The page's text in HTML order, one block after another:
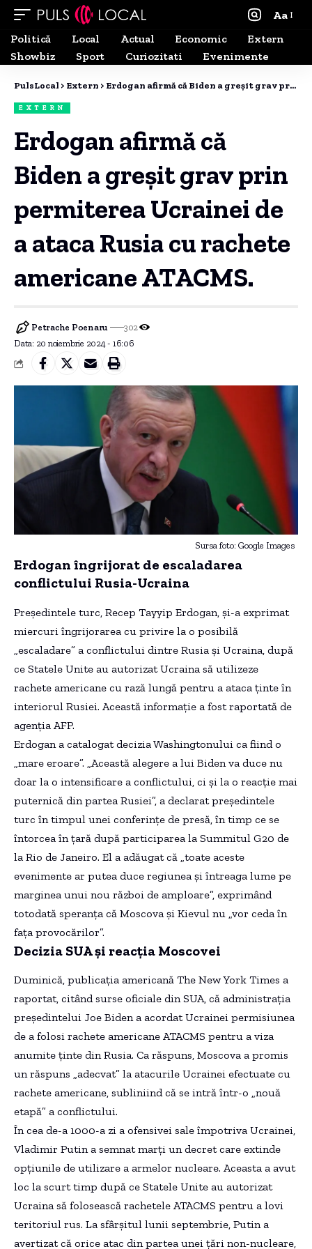
Aa
Politică
Local Actual Economic
Extern
Showbiz
Sport Curiozitati Evenimente
PulsLocal > Extern > Erdogan afirmă că Biden a greșit grav prin permiterea Ucrainei de a ataca Rusia cu rachete americane ATACMS.
EXTERN
Erdogan afirmă că
Biden a greșit grav prin
permiterea Ucrainei de
a ataca Rusia cu rachete
americane ATACMS.
Data: 20 noiembrie 2024 - 16:06
Petrache Poenaru 302
Sursa foto: Google Images
Erdogan îngrijorat de escaladarea
conflictului Rusia-Ucraina
Președintele turc, Recep Tayyip Erdogan, și-a exprimat
miercuri îngrijorarea cu privire la o posibilă
„escaladare” a conflictului dintre Rusia și Ucraina, după
ce Statele Unite au autorizat Ucraina să utilizeze
rachete americane cu rază lungă pentru a ataca ținte în
interiorul Rusiei. Această informație a fost raportată de
agenția AFP.
Erdogan a catalogat decizia Washingtonului ca fiind o
„mare eroare”. „Această alegere a lui Biden va duce nu
doar la o intensificare a conflictului, ci și la o reacție mai
puternică din partea Rusiei”, a declarat președintele
turc în timpul unei conferințe de presă, în timp ce se
întorcea în țară după participarea la Summitul G20 de
la Rio de Janeiro. El a adăugat că „toate aceste
evenimente ar putea duce regiunea și întreaga lume pe
marginea unui nou război de amploare”, exprimând
totodată speranța că Moscova și Kievul nu „vor ceda în
fața provocărilor”.
Decizia SUA și reacția Moscovei
Duminică, publicația americană The New York Times a
raportat, citând surse oficiale din SUA, că administrația
președintelui Joe Biden a acordat Ucrainei permisiunea
de a folosi rachete americane ATACMS pentru a viza
anumite ținte din Rusia. Ca răspuns, Moscova a promis
un răspuns „adecvat” la atacurile Ucrainei efectuate cu
rachete americane, subliniind că se intră într-o „nouă
etapă” a conflictului.
În cea de-a 1000-a zi a ofensivei sale împotriva Ucrainei,
Vladimir Putin a semnat marți un decret care extinde
opțiunile de utilizare a armelor nucleare. Aceasta a avut
loc la scurt timp după ce Statele Unite au autorizat
Ucraina să folosească rachetele ATACMS pentru a lovi
teritoriul rus. La sfârșitul lunii septembrie, Putin a
avertizat că orice atac din partea unei țări non-nucleare,